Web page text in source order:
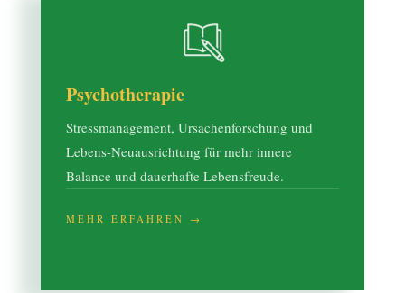
Psychotherapie
Stressmanagement, Ursachenforschung und
Lebens-Neuausrichtung für mehr innere
Balance und dauerhafte Lebensfreude.
MEHR ERFAHREN →